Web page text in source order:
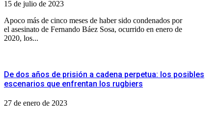
15 de julio de 2023
Apoco más de cinco meses de haber sido condenados por
el asesinato de Fernando Báez Sosa, ocurrido en enero de
2020, los...
De dos años de prisión a cadena perpetua: los posibles
escenarios que enfrentan los rugbiers
27 de enero de 2023